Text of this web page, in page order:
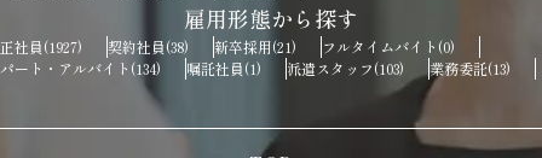
雇用形態から探す
正社員(1927) 契約社員(38) 新卒採用(21) フルタイムバイト (0)
パート・アルバイト (134) 嘱託社員(1) 派遣スタッフ(103) 業務委託(13)